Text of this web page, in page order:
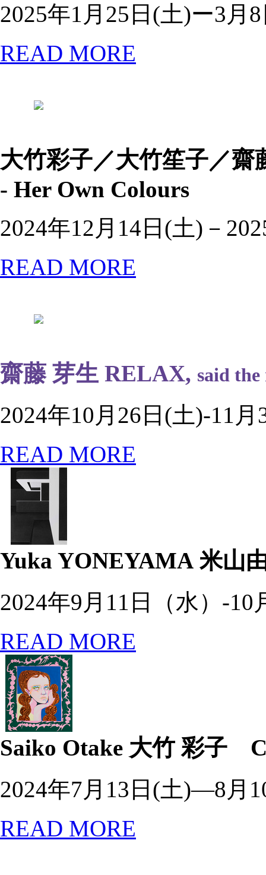
2025年1月25日(土)ー3月
READ MORE
大竹彩子／大竹笙子／齋
- Her Own Colours
2024年12月14日(土)－
READ MORE
齋藤 芽生 RELAX, said
2024年10月26日(土)-11月
READ MORE
Yuka YONEYAMA 米山
2024年9月11日（水）-10
READ MORE
Saiko Otake 大竹 彩子
2024年7月13日(土)―8月
READ MORE